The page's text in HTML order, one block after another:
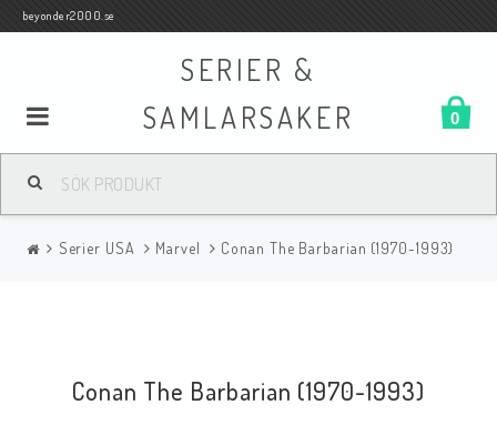
beyonder2000.se
SERIER &
SAMLARSAKER
0
Samlar- och Spelkort
Serier USA Marvel Conan The Barbarian (1970-1993)
Conan The Barbarian (1970-1993)